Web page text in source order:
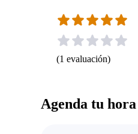
(1 evaluación)
Agenda tu hora